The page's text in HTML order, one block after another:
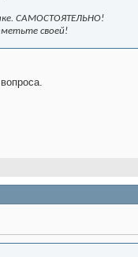
САМОСТОЯТЕЛЬНО!
своей!